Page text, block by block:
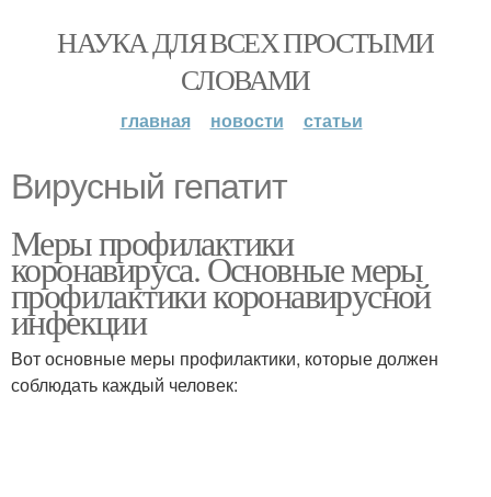
НАУКА ДЛЯ ВСЕХ ПРОСТЫМИ
СЛОВАМИ
главная новости статьи
Вирусный гепатит
Меры профилактики
коронавируса. Основные меры
профилактики коронавирусной
инфекции
Вот основные меры профилактики, которые должен
соблюдать каждый человек: